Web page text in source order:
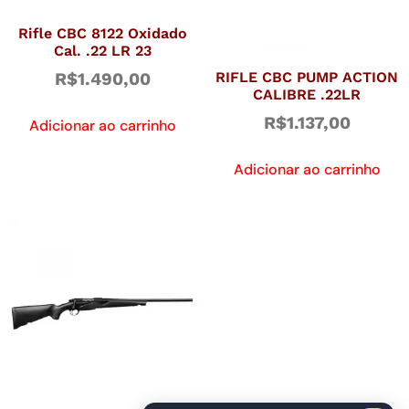
Rifle CBC 8122 Oxidado
Cal. .22 LR 23
R$1.490,00
Adicionar ao carrinho
RIFLE CBC PUMP ACTION
CALIBRE .22LR
R$1.137,00
Adicionar ao carrinho